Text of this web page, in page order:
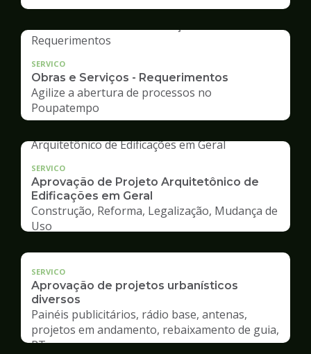
SERVICO
Obras e Serviços - Requerimentos
Agilize a abertura de processos no
Poupatempo
SERVICO
Aprovação de Projeto Arquitetônico de
Edificações em Geral
Construção, Reforma, Legalização, Mudança de
Uso
SERVICO
Aprovação de projetos urbanísticos
diversos
Painéis publicitários, rádio base, antenas,
projetos em andamento, rebaixamento de guia,
RT